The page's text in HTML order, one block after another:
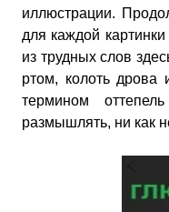
иллюстрации.
для каждой
из трудных слов
ртом, колоть дрова
термином
размышлять, ни как